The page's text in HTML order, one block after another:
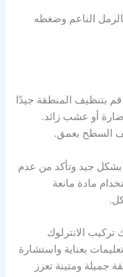
الناعم وضغطه
بتنظيف المنطقة جيدًا
ضارة أو عشب زائد.
السطح بعمق.
بشكل جيد وتأكد من عدم
مادة مانعة
الانترلوك
بعناية واستشارة
ومتينة تعزز